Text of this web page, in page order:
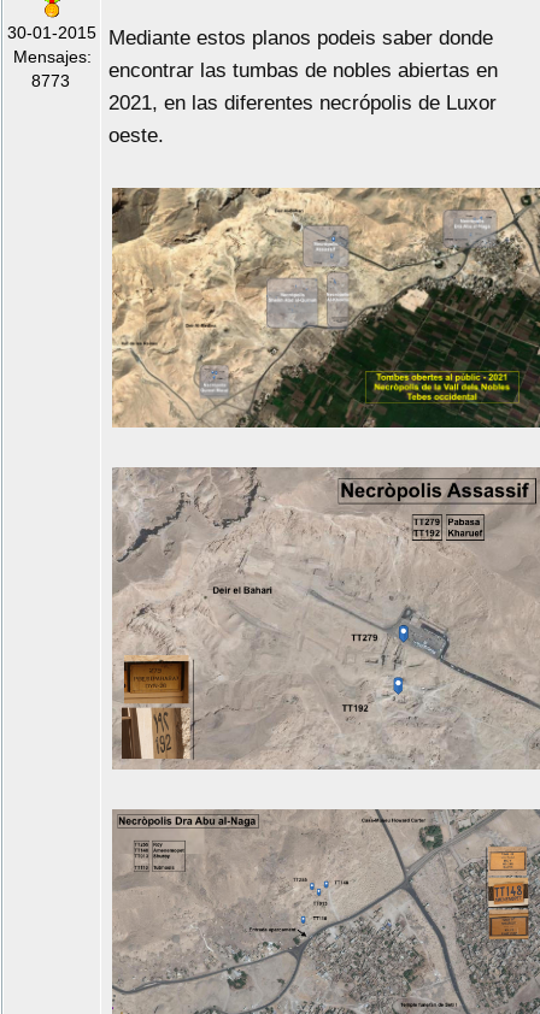
30-01-2015
Mensajes:
8773
Mediante estos planos podeis saber donde
encontrar las tumbas de nobles abiertas en
2021, en las diferentes necrópolis de Luxor
oeste.